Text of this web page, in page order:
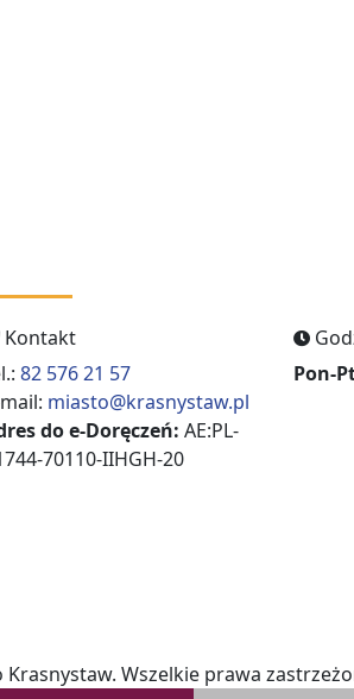
Kontakt
82 576 21 57
miasto@krasnystaw.pl
do e-Doręczeń: AE:PL-
70110-IIHGH-20
Pon-
Wszelkie prawa